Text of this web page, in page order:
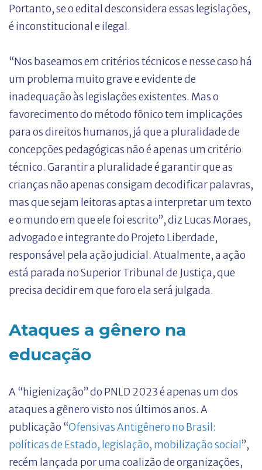
Portanto, se o edital desconsidera essas legislações,
é inconstitucional e ilegal.
“Nos baseamos em critérios técnicos e nesse caso há
um problema muito grave e evidente de
inadequação às legislações existentes. Mas o
favorecimento do método fônico tem implicações
para os direitos humanos, já que a pluralidade de
concepções pedagógicas não é apenas um critério
técnico. Garantir a pluralidade é garantir que as
crianças não apenas consigam decodificar palavras,
mas que sejam leitoras aptas a interpretar um texto
e o mundo em que ele foi escrito”, diz Lucas Moraes,
advogado e integrante do Projeto Liberdade,
responsável pela ação judicial. Atualmente, a ação
está parada no Superior Tribunal de Justiça, que
precisa decidir em que foro ela será julgada.
Ataques a gênero na
educação
A “higienização” do PNLD 2023 é apenas um dos
ataques a gênero visto nos últimos anos. A
publicação “Ofensivas Antigênero no Brasil:
políticas de Estado, legislação, mobilização social ”,
recém lançada por uma coalizão de organizações,